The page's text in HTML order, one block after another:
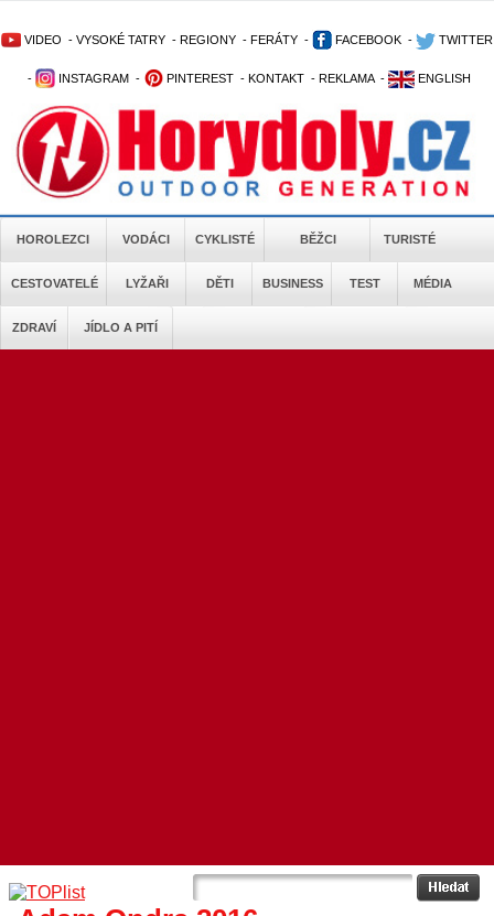
VIDEO - VYSOKÉ TATRY - REGIONY - FERÁTY - FACEBOOK - TWITTER
- INSTAGRAM - PINTEREST - KONTAKT - REKLAMA - ENGLISH
HOROLEZCI VODÁCI CYKLISTÉ BĚŽCI TURISTÉ
CESTOVATELÉ LYŽAŘI DĚTI BUSINESS TEST MÉDIA
ZDRAVÍ JÍDLO A PITÍ